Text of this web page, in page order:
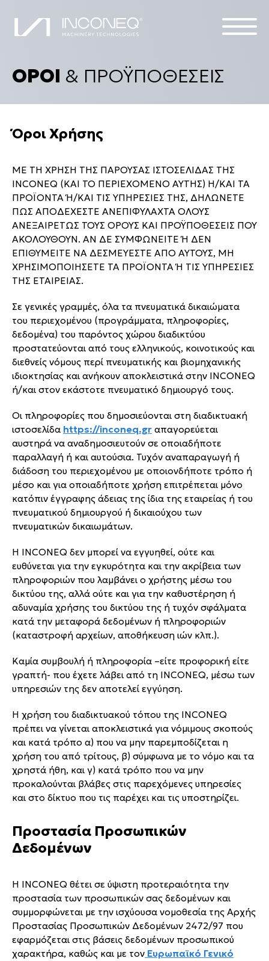
ΟΡΟΙ & ΠΡΟΫΠΟΘΕΣΕΙΣ
Όροι Χρήσης
ΜΕ ΤΗ ΧΡΗΣΗ ΤΗΣ ΠΑΡΟΥΣΑΣ ΙΣΤΟΣΕΛΙΔΑΣ ΤΗΣ
INCONEQ (ΚΑΙ ΤΟ ΠΕΡΙΕΧΟΜΕΝΟ ΑΥΤΗΣ) H/ΚΑΙ ΤΑ
ΠΡΟΪΟΝΤΑ Ή/KAI ΤΙΣ ΥΠΗΡΕΣΙΕΣ ΤΗΣ, ΔΗΛΩΝΕΤΕ
ΠΩΣ ΑΠΟΔΕΧΕΣΤΕ ΑΝΕΠΙΦΥΛΑΧΤΑ ΟΛΟΥΣ
ΑΝΕΞΑΙΡΕΤΩΣ ΤΟΥΣ ΟΡΟΥΣ ΚΑΙ ΠΡΟΫΠΟΘΕΣΕΙΣ ΠΟΥ
ΑΚΟΛΟΥΘΟΥΝ. ΑΝ ΔΕ ΣΥΜΦΩΝΕΙΤΕ Ή ΔΕΝ
ΕΠΙΘΥΜΕΙΤΕ ΝΑ ΔΕΣΜΕΥΕΣΤΕ ΑΠΟ ΑΥΤΟΥΣ, ΜΗ
ΧΡΗΣΙΜΟΠΟΙΗΣΕΤΕ ΤΑ ΠΡΟΪΟΝΤΑ Ή ΤΙΣ ΥΠΗΡΕΣΙΕΣ
ΤΗΣ ΕΤΑΙΡΕΙΑΣ.
Σε γενικές γραμμές, όλα τα πνευματικά δικαιώματα
του περιεχομένου (προγράμματα, πληροφορίες,
δεδομένα) του παρόντος χώρου διαδικτύου
προστατεύονται από τους ελληνικούς, κοινοτικούς και
διεθνείς νόμους περί πνευματικής και βιομηχανικής
ιδιοκτησίας και ανήκουν αποκλειστικά στην INCONEQ
ή/και στον εκάστοτε πνευματικό δημιουργό τους.
Οι πληροφορίες που δημοσιεύονται στη διαδικτυακή
ιστοσελίδα https://inconeq.gr απαγορεύεται
αυστηρά να αναδημοσιευτούν σε οποιαδήποτε
παραλλαγή ή και αυτούσια. Τυχόν αναπαραγωγή ή
διάδοση του περιεχομένου με οποιονδήποτε τρόπο ή
μέσο και για οποιαδήποτε χρήση επιτρέπεται μόνο
κατόπιν έγγραφης άδειας της ίδια της εταιρείας ή του
πνευματικού δημιουργού ή δικαιούχου των
πνευματικών δικαιωμάτων.
Η INCONEQ δεν μπορεί να εγγυηθεί, ούτε και
ευθύνεται για την εγκυρότητα και την ακρίβεια των
πληροφοριών που λαμβάνει ο χρήστης μέσω του
δικτύου της, αλλά ούτε και για την καθυστέρηση ή
αδυναμία χρήσης του δικτύου της ή τυχόν σφάλματα
κατά την μεταφορά δεδομένων ή πληροφοριών
(καταστροφή αρχείων, αποθήκευση ιών κλπ.).
Καμία συμβουλή ή πληροφορία –είτε προφορική είτε
γραπτή- που έχετε λάβει από τη INCONEQ, μέσω των
υπηρεσιών της δεν αποτελεί εγγύηση.
Η χρήση του διαδικτυακού τόπου της INCONEQ
πρέπει να γίνεται αποκλειστικά για νόμιμους σκοπούς
και κατά τρόπο α) που να μην παρεμποδίζεται η
χρήση του από τρίτους, β) σύμφωνα με το νόμο και τα
χρηστά ήθη, και γ) κατά τρόπο που να μην
προκαλούνται βλάβες στις παρεχόμενες υπηρεσίες
και στο δίκτυο που τις παρέχει και τις υποστηρίζει.
Προστασία Προσωπικών
Δεδομένων
Η INCONEQ θέτει σε ύψιστη προτεραιότητα την
προστασία των προσωπικών σας δεδομένων και
συμμορφώνεται με την ισχύουσα νομοθεσία της Αρχής
Προστασίας Προσωπικών Δεδομένων 2472/97 που
εφαρμόζεται στις βάσεις δεδομένων προσωπικού
χαρακτήρα, καθώς και με τον Ευρωπαϊκό Γενικό
Η ΕΤΑΙΡΙΑ
ALL THINGS INCONEQ